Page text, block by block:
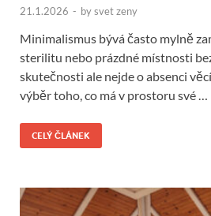
21.1.2026 - bysvet zeny
Minimalismus bývá často mylně
sterilitu nebo prázdné místnosti
skutečnosti ale nejde o absenci
výběr toho, co má v prostoru své …
CELÝ ČLÁNEK